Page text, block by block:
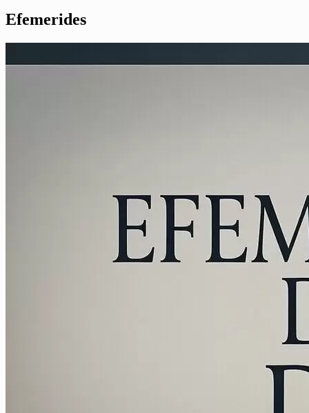
Efemerides